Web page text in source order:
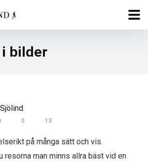
i bilder
0 13
på många sätt och vis.
resorna man minns allra bäst vid en